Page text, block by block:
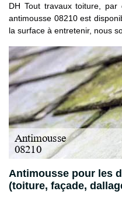
DH Tout travaux toiture, par
antimousse 08210 est
la surface à entretenir, nous
Antimousse pour les
(toiture, façade,